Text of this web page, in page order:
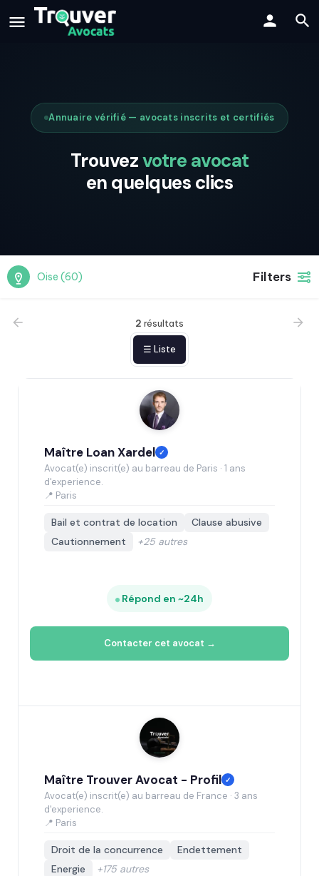
Annuaire vérifié — avocats inscrits et certifiés
Trouvezvotre avocat
en quelques clics
Oise (60) Filters
2 résultats
☰ Liste
Maître Loan Xardel ✓
Avocat(e) inscrit(e) au barreau de Paris · 1 ans
d'experience.
📍 Paris
Bail et contrat de location
Clause abusive
Cautionnement
+25 autres
Répond en ~24h
Contacter cet avocat →
Maître Trouver Avocat - Profil ✓
Avocat(e) inscrit(e) au barreau de France · 3 ans
d'experience.
📍 Paris
Droit de la concurrence
Endettement
Energie
+175 autres